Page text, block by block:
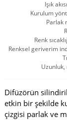
Işık
Kurulum
Parlak
Renk
Renksel geriverim
Uzunluk,
Difüzörün
etkin bir şekilde
çizgisi parlak ve